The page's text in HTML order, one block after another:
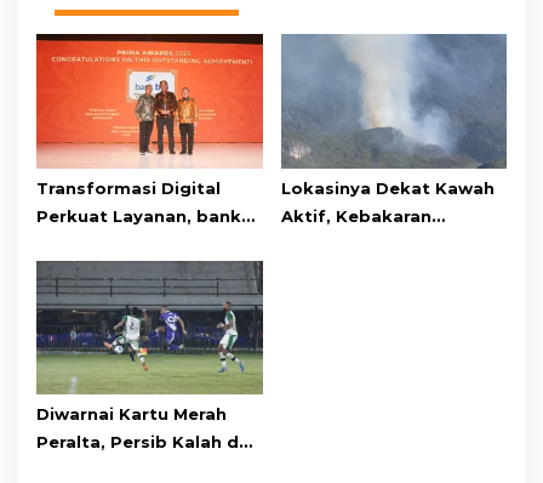
Transformasi Digital
Perkuat Layanan, bank
Awards pada PRIMA
Awards 2026
Lokasinya Dekat Kawah
Aktif, Kebakaran
Diwarnai Kartu Merah
Peralta, Persib Kalah dari